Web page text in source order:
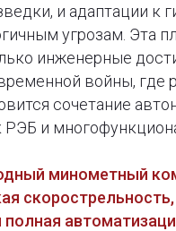
и адаптации к
угрозам. Эта
инженерные
войны,
сочетание
РЭБ и
минометный
скорострельность,